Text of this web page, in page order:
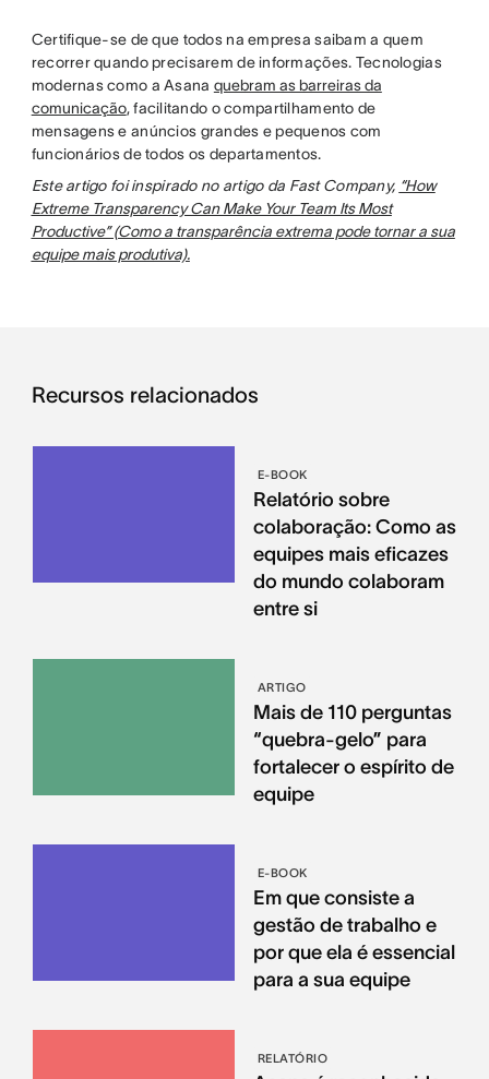
Certifique-se de que todos na empresa saibam a quem
recorrer quando precisarem de informações. Tecnologias
modernas como a Asana quebram as barreiras da
comunicação, facilitando o compartilhamento de
mensagens e anúncios grandes e pequenos com
funcionários de todos os departamentos.
Este artigo foi inspirado no artigo da Fast Company, “How
Extreme Transparency Can Make Your Team Its Most
Productive” (Como a transparência extrema pode tornar a sua
equipe mais produtiva).
Recursos relacionados
E-BOOK
Relatório sobre
colaboração: Como as
equipes mais eficazes
do mundo colaboram
entre si
ARTIGO
Mais de 110 perguntas
“quebra-gelo” para
fortalecer o espírito de
equipe
E-BOOK
Em que consiste a
gestão de trabalho e
por que ela é essencial
para a sua equipe
RELATÓRIO